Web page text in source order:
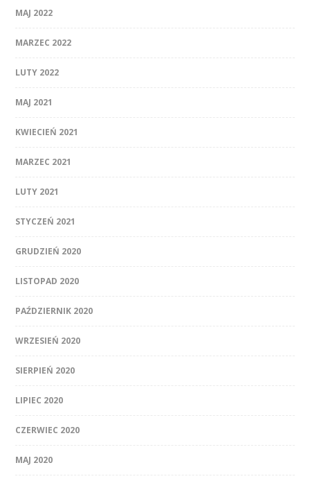
MAJ 2022
MARZEC 2022
LUTY 2022
MAJ 2021
KWIECIEŃ 2021
MARZEC 2021
LUTY 2021
STYCZEŃ 2021
GRUDZIEŃ 2020
LISTOPAD 2020
PAŹDZIERNIK 2020
WRZESIEŃ 2020
SIERPIEŃ 2020
LIPIEC 2020
CZERWIEC 2020
MAJ 2020